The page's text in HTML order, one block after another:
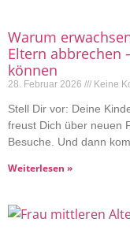
Warum
Eltern abbrechen
können
28. Februar 2026 Keine
Stell Dir vor: Deine
freust Dich über neuen
Besuche. Und dann
Weiterlesen »